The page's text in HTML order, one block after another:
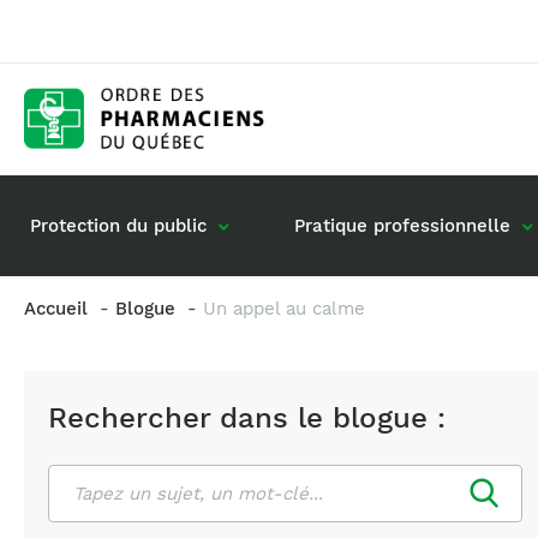
Protection du public Pratique professionnelle
Exercice en société
Commande de matériel
Accueil Blogue Un appel au calme
Rechercher dans le blogue :